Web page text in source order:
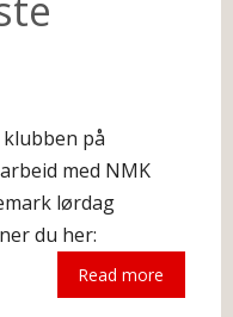
på
med NMK
lørdag
du her:
Read more